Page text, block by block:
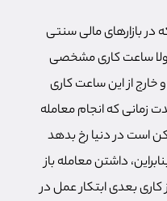
در بازارهای مالی سنتی
ساعت کاری مشخصی
خارج از این ساعت کاری
زمانی که انجام معامله
است در دنیا رخ بدهد
داشتن معامله باز
بعدی ابتکار عمل در